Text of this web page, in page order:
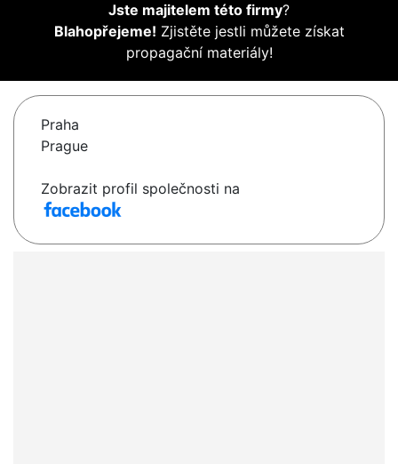
Jste majitelem této firmy?
Blahopřejeme! Zjistěte jestli můžete získat
propagační materiály!
Praha
Prague
Zobrazit profil společnosti na